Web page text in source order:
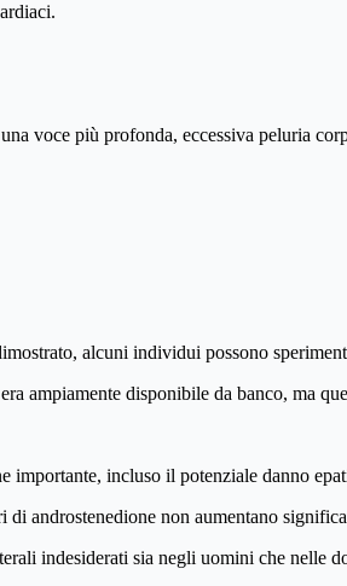
voce più profonda, eccessiva peluria
alcuni individui possono
ampiamente disponibile da banco, ma
importante, incluso il potenziale danno
androstenedione non aumentano
indesiderati sia negli uomini che nelle